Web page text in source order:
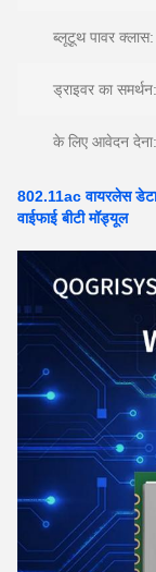
ब्लूटूथ पावर क्लास:
ड्राइवर का समर्थन:
के लिए आवेदन देना:
802.11ac वायरलेस
वाईफाई बीटी मॉड्यूल